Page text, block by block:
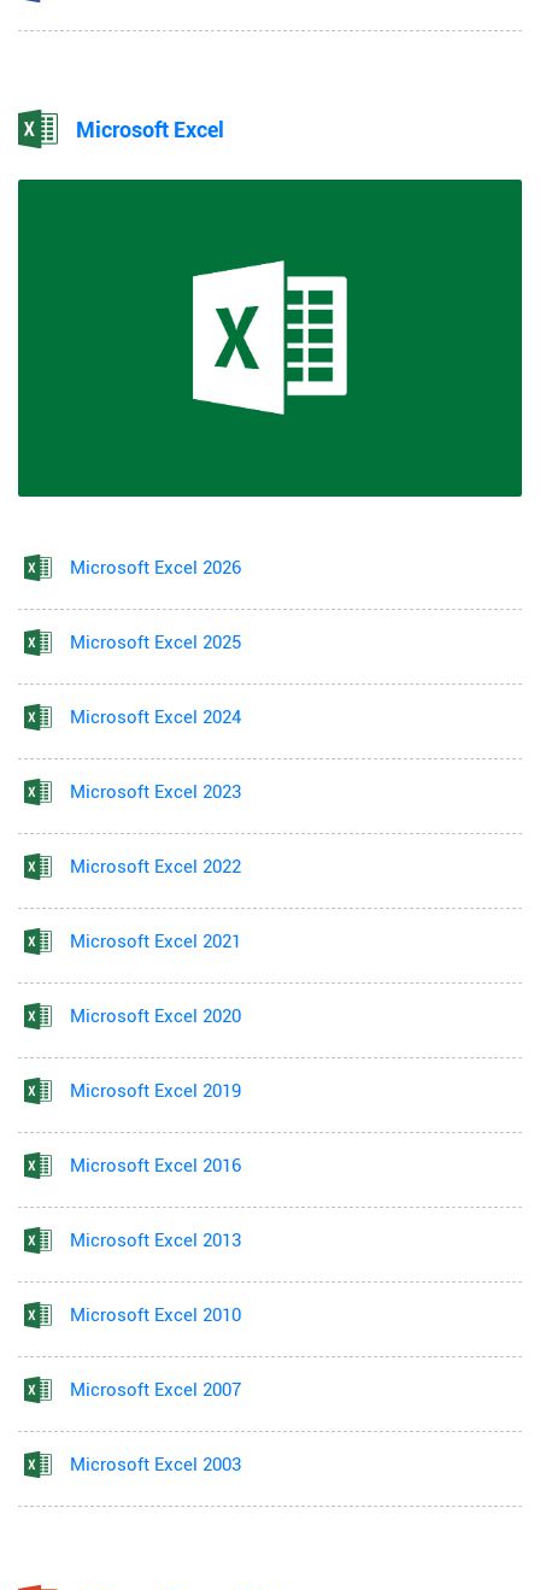
Microsoft Excel
Microsoft Excel 2026
Microsoft Excel 2025
Microsoft Excel 2024
Microsoft Excel 2023
Microsoft Excel 2022
Microsoft Excel 2021
Microsoft Excel 2020
Microsoft Excel 2019
Microsoft Excel 2016
Microsoft Excel 2013
Microsoft Excel 2010
Microsoft Excel 2007
Microsoft Excel 2003